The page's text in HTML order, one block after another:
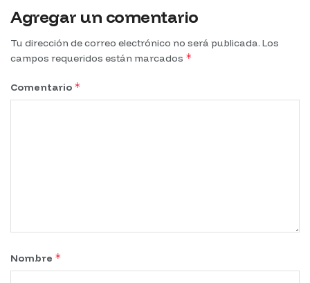
Agregar un comentario
Tu dirección de correo electrónico no será publicada. Los
campos requeridos están marcados *
Comentario *
Nombre *